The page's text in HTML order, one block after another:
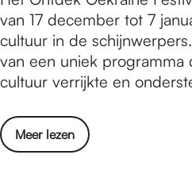
s
F
e
s
i
v
o
t
o
v
r
s
van 17 december tot 7
cultuur in de
van een uniek programma
cultuur verrijkte en
Meer lezen
o
v